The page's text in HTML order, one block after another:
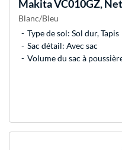
MakitaVC010GZ,
Blanc/Bleu
Type de sol: Sol dur, Tapis
Sac détail: Avec sac
Volume du sac à